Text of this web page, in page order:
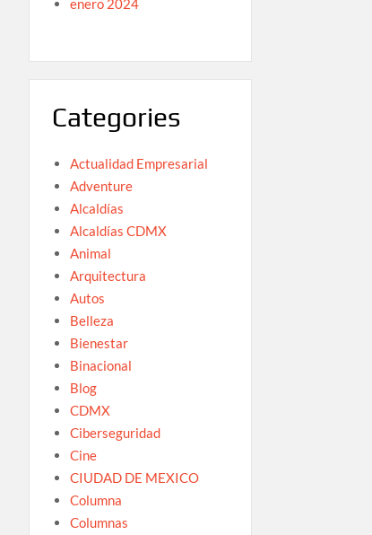
enero 2024
Categories
Actualidad Empresarial
Adventure
Alcaldías
Alcaldías CDMX
Animal
Arquitectura
Autos
Belleza
Bienestar
Binacional
Blog
CDMX
Ciberseguridad
Cine
CIUDAD DE MEXICO
Columna
Columnas